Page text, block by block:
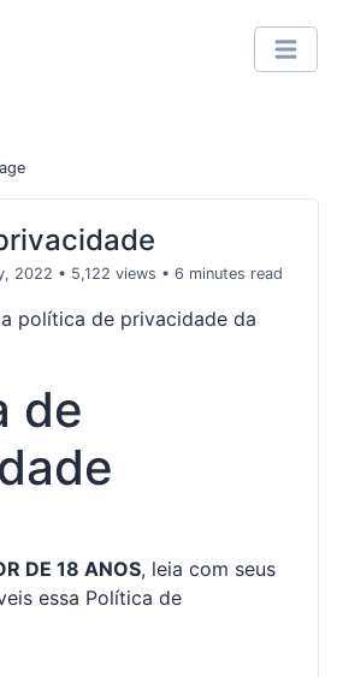
2022 • 5,122 views • 6 minutes read
política de privacidade da
de
DE 18 ANOS, leia com seus
essa Política de